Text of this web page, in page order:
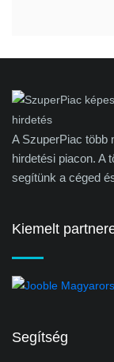
A SzuperPiac több
hirdetési piacon. A
segítünk a céged
Kiemelt
Segítség